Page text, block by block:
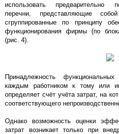
использовать предварительно
перечни, представляющие
сгруппированные по принципу
функционирования фирмы (по
(рис. 4).
Принадлежность
каждым работником к тому или
определяет счёт учёта затрат, на
соответствующего
Однако возможность оценки
затрат возникает только при